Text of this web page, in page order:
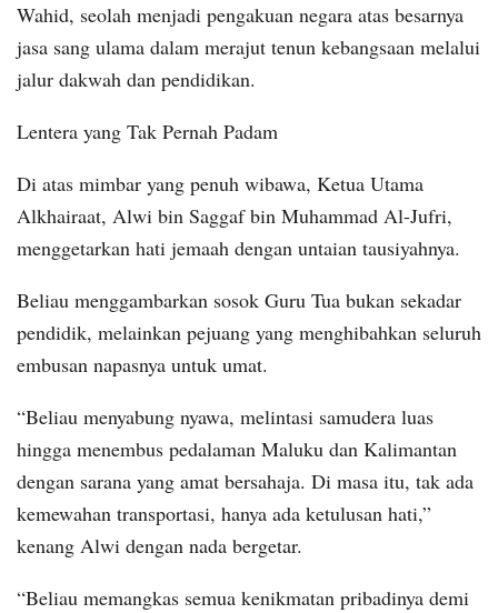
Wahid, seolah menjadi pengakuan negara atas besarnya
jasa sang ulama dalam merajut tenun kebangsaan melalui
jalur dakwah dan pendidikan.
Lentera yang Tak Pernah Padam
Di atas mimbar yang penuh wibawa, Ketua Utama
Alkhairaat, Alwi bin Saggaf bin Muhammad Al-Jufri,
menggetarkan hati jemaah dengan untaian tausiyahnya.
Beliau menggambarkan sosok Guru Tua bukan sekadar
pendidik, melainkan pejuang yang menghibahkan seluruh
embusan napasnya untuk umat.
“Beliau menyabung nyawa, melintasi samudera luas
hingga menembus pedalaman Maluku dan Kalimantan
dengan sarana yang amat bersahaja. Di masa itu, tak ada
kemewahan transportasi, hanya ada ketulusan hati,”
kenang Alwi dengan nada bergetar.
“Beliau memangkas semua kenikmatan pribadinya demi